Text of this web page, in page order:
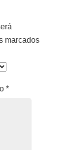
marcados
*